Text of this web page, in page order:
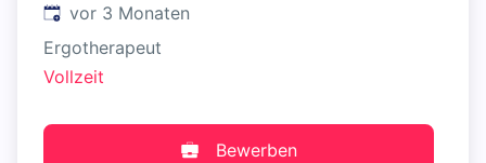
Veröffentlicht:
vor 3 Monaten
Ergotherapeut
Vollzeit
Bewerben